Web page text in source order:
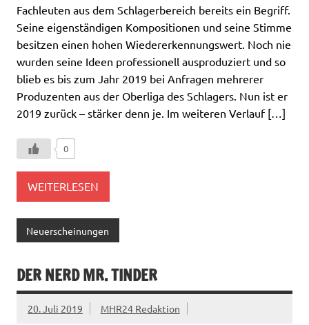
Fachleuten aus dem Schlagerbereich bereits ein Begriff.
Seine eigenständigen Kompositionen und seine Stimme
besitzen einen hohen Wiedererkennungswert. Noch nie
wurden seine Ideen professionell ausproduziert und so
blieb es bis zum Jahr 2019 bei Anfragen mehrerer
Produzenten aus der Oberliga des Schlagers. Nun ist er
2019 zurück – stärker denn je. Im weiteren Verlauf […]
0
WEITERLESEN
Neuerscheinungen
DER NERD MR. TINDER
20. Juli 2019 MHR24 Redaktion